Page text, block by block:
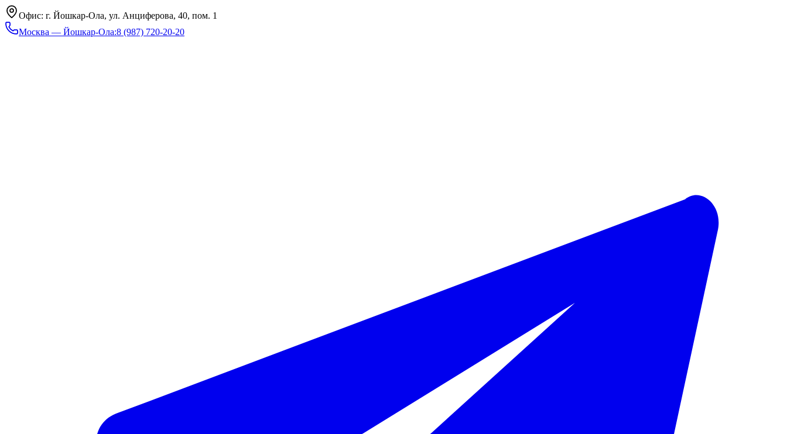
Офис: г. Йошкар-Ола, ул. Анциферова, 40, пом. 1
Москва — Йошкар-Ола:8 (987) 720-20-20